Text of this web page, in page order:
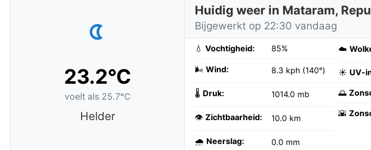
23.2°C
voelt als 25.7°C
Helder
Huidig weer in Mataram,
Bijgewerkt op 22:30 vandaag
💧 Vochtigheid: 85%
🌬️ Wind: 8.3 kph (140°)
🌡️ Druk: 1014.0 mb
👁️ Zichtbaarheid: 10.0 km
🌧️ Neerslag: 0.0 mm
☁️
☀️ UV-
🌅
🌇